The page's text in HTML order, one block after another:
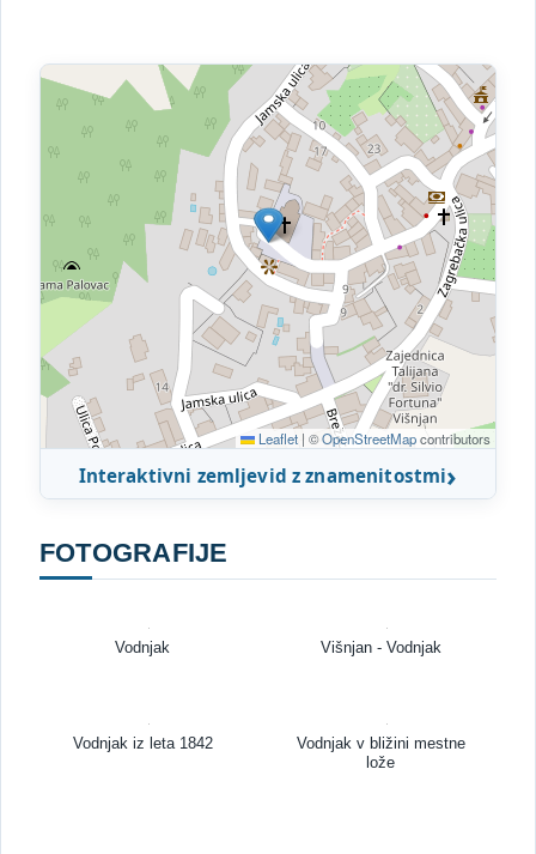
Leaflet | ©OpenStreetMapcontributors
Interaktivni zemljevid z znamenitostmi
FOTOGRAFIJE
Vodnjak Višnjan - Vodnjak
Vodnjak iz leta 1842
Vodnjak v bližini mestne
lože